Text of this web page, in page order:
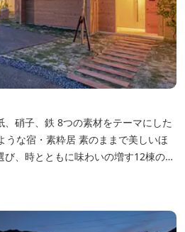
硝子、鉄 8つの素材をテーマにした
居 素のままで美しいほ
、時とともに味わいの増す12棟のヴ
・工芸・古美術・アンティークをし
心地が良い美術館のよう。次はあのヴ